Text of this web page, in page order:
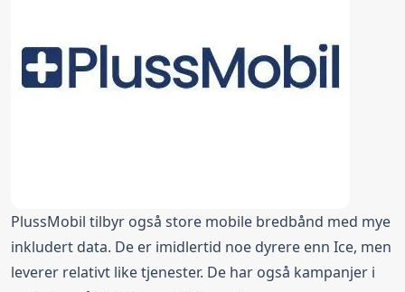
PlussMobil tilbyr også store mobile bredbånd med mye
inkludert data. De er imidlertid noe dyrere enn Ice, men
leverer relativt like tjenester. De har også kampanjer i